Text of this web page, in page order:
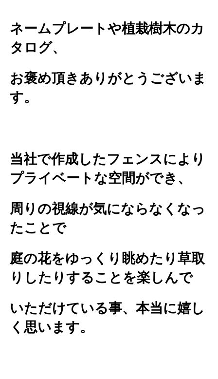
ネームプレートや植栽樹木のカ
タログ、
お褒め頂きありがとうございま
す。
当社で作成したフェンスにより
プライベートな空間ができ、
周りの視線が気にならなくなっ
たことで
庭の花をゆっくり眺めたり草取
りしたりすることを楽しんで
いただけている事、本当に嬉し
く思います。